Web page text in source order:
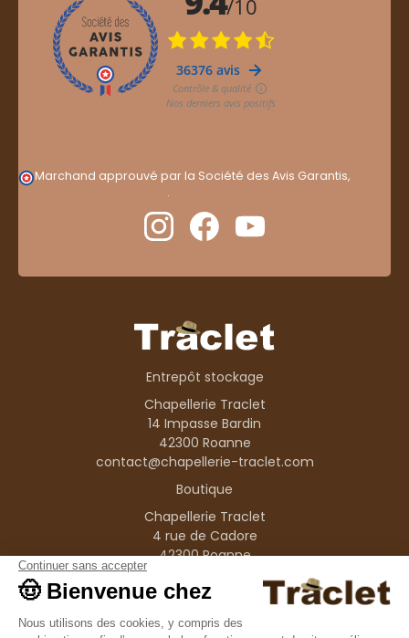
Marchand approuvé par la Société des Avis Garantis,
.
Entrepôt stockage
Chapellerie Traclet
14 Impasse Bardin
42300 Roanne
contact@chapellerie-traclet.com
Boutique
Chapellerie Traclet
4 rue de Cadore
42300 Roanne